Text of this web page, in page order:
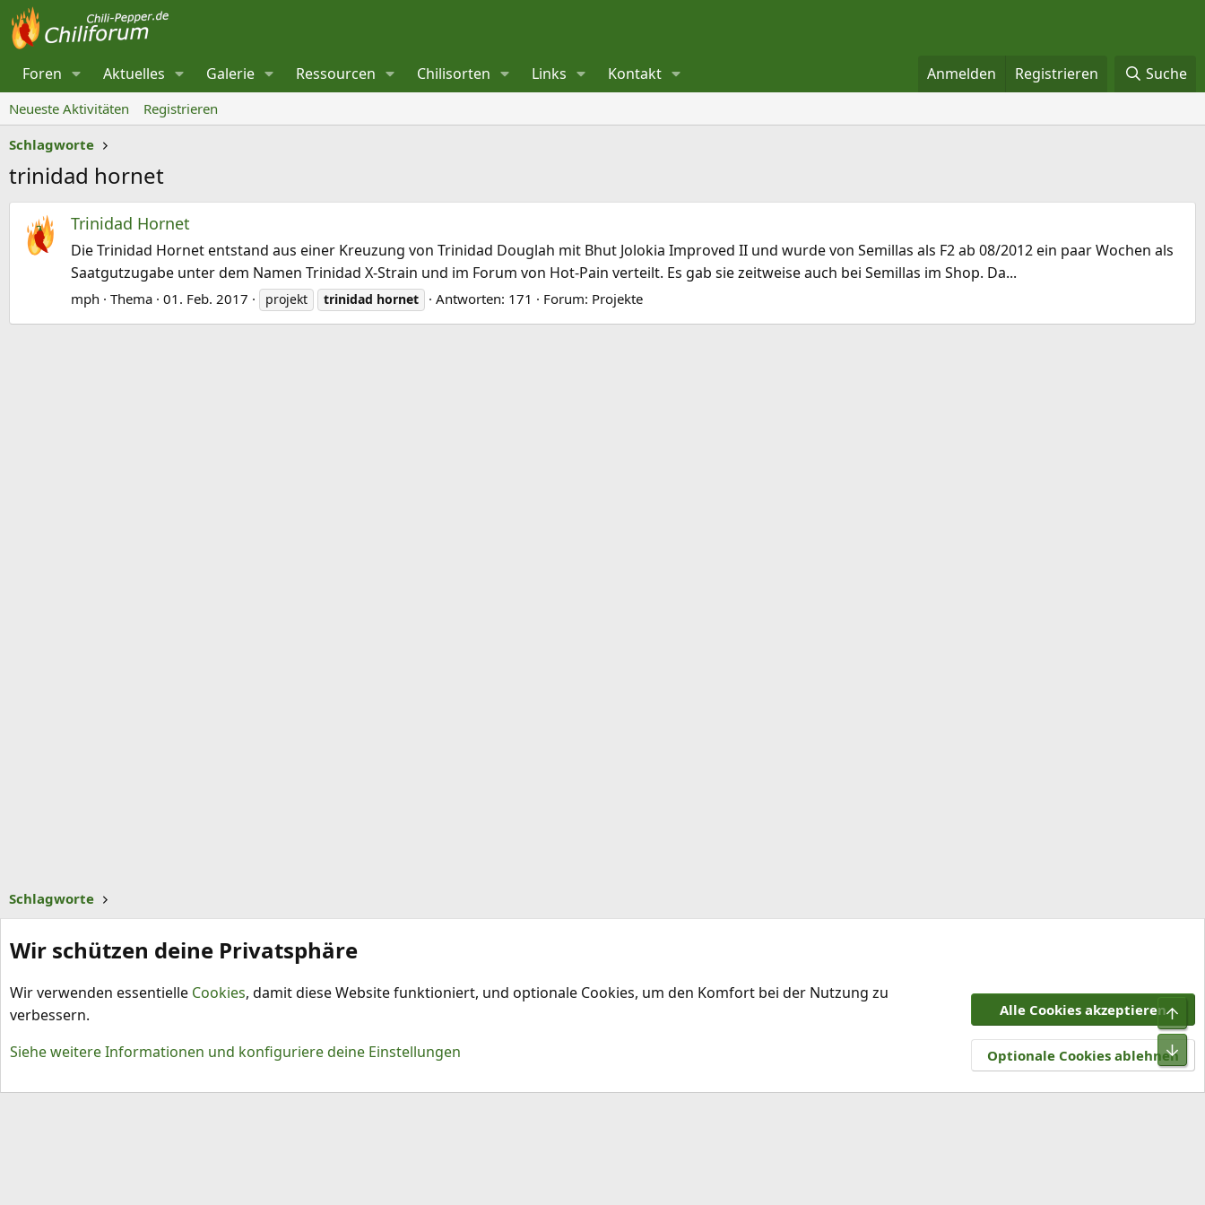
Foren Aktuelles Galerie Ressourcen Chilisorten Links Kontakt Anmelden Registrieren Suche
Neueste Aktivitäten
Registrieren
Schlagworte
trinidad hornet
Trinidad Hornet
Die Trinidad Hornet entstand aus einer Kreuzung von Trinidad Douglah mit Bhut Jolokia Improved II und wurde von Semillas als F2 ab 08/2012 ein paar Wochen als
Saatgutzugabe unter dem Namen Trinidad X-Strain und im Forum von Hot-Pain verteilt. Es gab sie zeitweise auch bei Semillas im Shop. Da...
mph Thema 01. Feb. 2017 projekt trinidad hornet Antworten: 171 Forum: Projekte
Schlagworte
Datenschutz Hilfe und Impressum
R
S
Wir schützen deine Privatsphäre
Wir verwenden essentielle Cookies, damit diese Website funktioniert, und optionale Cookies, um den Komfort bei der Nutzung zu
verbessern.
Siehe weitere Informationen und konfiguriere deine Einstellungen
Alle Cookies akzeptieren
Optionale Cookies ablehnen